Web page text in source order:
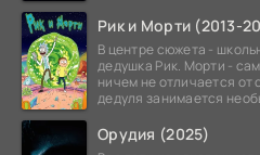
Рик и Морти (2013-
В центре сюжета -
дедушка Рик. Морти -
ничем не отличается от
дедуля занимается
Орудия (2025)